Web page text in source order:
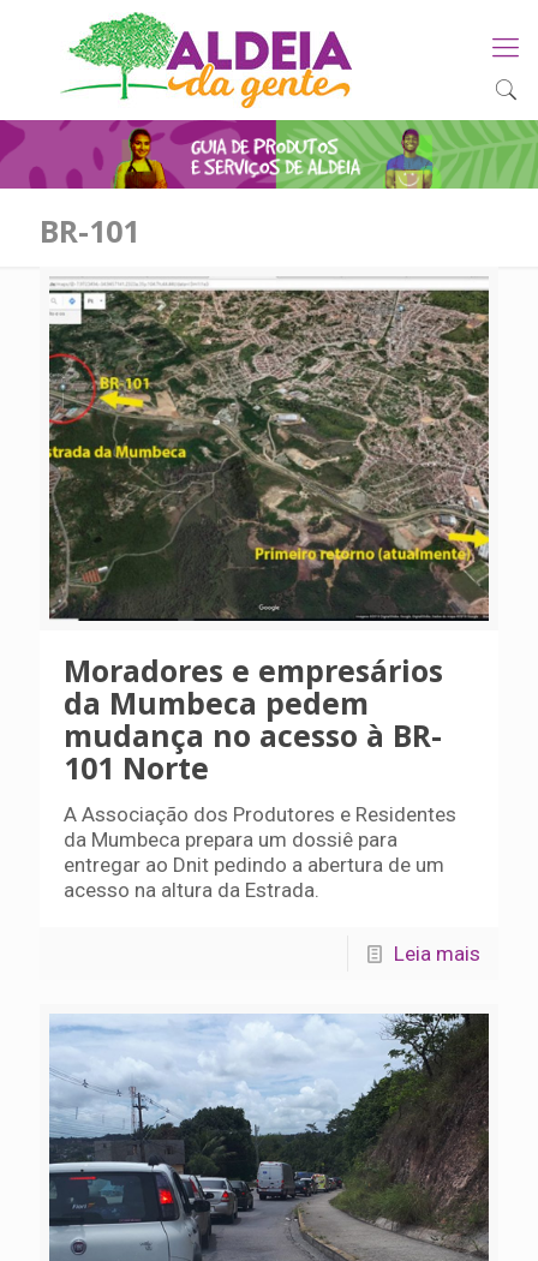
BR-101
Moradores e empresários
da Mumbeca pedem
mudança no acesso à BR-
101 Norte
A Associação dos Produtores e Residentes
da Mumbeca prepara um dossiê para
entregar ao Dnit pedindo a abertura de um
acesso na altura da Estrada.
Leia mais